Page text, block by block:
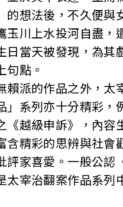
的想法後，不久便與
玉川上水投河自盡，
日當天被發現，為其
句點。
賴派的作品之外，太
」系列亦十分精彩，
《越級申訴》，內容
含精彩的思辨與社會
評家喜愛。一般公認
太宰治翻案作品系列